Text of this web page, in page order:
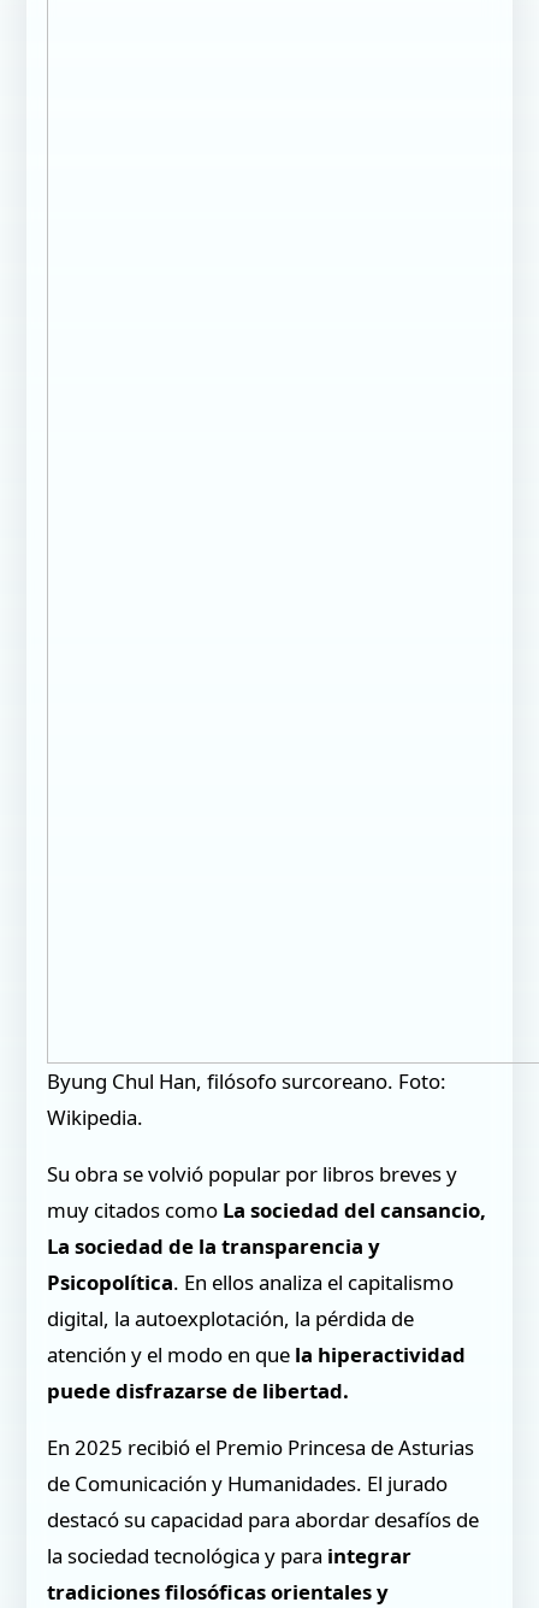
Byung Chul Han, filósofo surcoreano. Foto:
Wikipedia.
Su obra se volvió popular por libros breves y
muy citados como La sociedad del cansancio,
La sociedad de la transparencia y
Psicopolítica. En ellos analiza el capitalismo
digital, la autoexplotación, la pérdida de
atención y el modo en que la hiperactividad
puede disfrazarse de libertad.
En 2025 recibió el Premio Princesa de Asturias
de Comunicación y Humanidades. El jurado
destacó su capacidad para abordar desafíos de
la sociedad tecnológica y para integrar
tradiciones filosóficas orientales y